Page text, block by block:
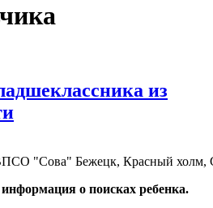
из
"Сова" Бежецк, Красный холм,
о поисках ребенка.